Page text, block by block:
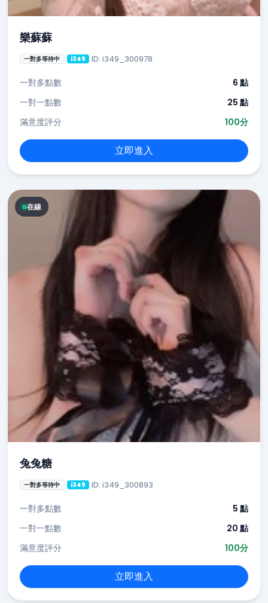
樂蘇蘇
一對多等待中 i349 ID: i349_300978
一對多點數
6 點
一對一點數
25 點
滿意度評分
100分
立即進入
在線
兔兔糖
一對多等待中 i349 ID: i349_300893
一對多點數
5 點
一對一點數
20 點
滿意度評分
100分
立即進入